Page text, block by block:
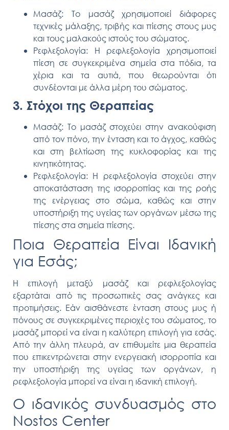
Μασάζ: Το μασάζ χρησιμοποιεί διάφορες
τεχνικές μάλαξης, τριβής και πίεσης στους μυς
και τους μαλακούς ιστούς του σώματος.
Ρεφλεξολογία: Η ρεφλεξολογία χρησιμοποιεί
πίεση σε συγκεκριμένα σημεία στα πόδια, τα
χέρια και τα αυτιά, που θεωρούνται ότι
συνδέονται με άλλα μέρη του σώματος.
3. Στόχοι της Θεραπείας
Μασάζ: Το μασάζ στοχεύει στην ανακούφιση
από τον πόνο, την ένταση και το άγχος, καθώς
και στη βελτίωση της κυκλοφορίας και της
κινητικότητας.
Ρεφλεξολογία: Η ρεφλεξολογία στοχεύει στην
αποκατάσταση της ισορροπίας και της ροής
της ενέργειας στο σώμα, καθώς και στην
υποστήριξη της υγείας των οργάνων μέσω της
πίεσης στα σημεία πίεσης.
Ποια Θεραπεία Είναι Ιδανική
για Εσάς;
Η επιλογή μεταξύ μασάζ και ρεφλεξολογίας
εξαρτάται από τις προσωπικές σας ανάγκες και
προτιμήσεις. Εάν αισθάνεστε ένταση στους μυς ή
πόνους σε συγκεκριμένες περιοχές του σώματος, το
μασάζ μπορεί να είναι η καλύτερη επιλογή για εσάς.
Από την άλλη πλευρά, αν επιθυμείτε μια θεραπεία
που επικεντρώνεται στην ενεργειακή ισορροπία και
την υποστήριξη της υγείας των οργάνων, η
ρεφλεξολογία μπορεί να είναι η ιδανική επιλογή.
Ο ιδανικός συνδυασμός στο
Nostos Center